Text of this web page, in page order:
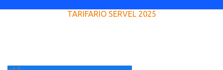
TARIFARIO SERVEL 2025